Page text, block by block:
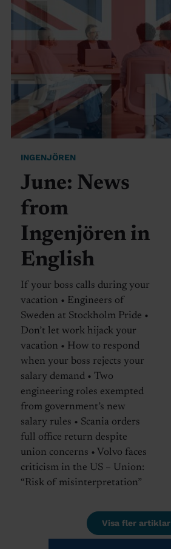
INGENJÖREN
June: News
from
Ingenjören in
English
If your boss calls during your
vacation • Engineers of
Sweden at Stockholm Pride •
Don’t let work hijack your
vacation • How to respond
when your boss rejects your
salary demand • Two
engineering roles exempted
from government’s new
salary rules • Scania orders
full office return despite
union concerns • Volvo faces
criticism in the US – Union:
“Risk of misinterpretation”
Visa fler artiklar